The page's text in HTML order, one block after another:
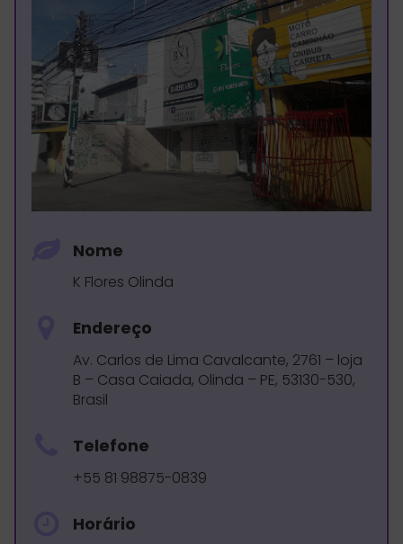
Nome
K Flores Olinda
Endereço
Av. Carlos de Lima Cavalcante, 2761 – loja
B – Casa Caiada, Olinda – PE, 53130-530,
Brasil
Telefone
+55 81 98875-0839
Horário